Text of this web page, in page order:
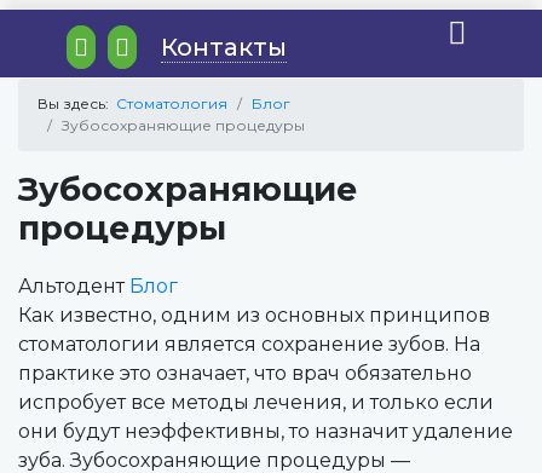
Контакты
Вы здесь: Стоматология
Блог
Зубосохраняющие процедуры
Зубосохраняющие
процедуры
Альтодент Блог
Как известно, одним из основных принципов
стоматологии является сохранение зубов. На
практике это означает, что врач обязательно
испробует все методы лечения, и только если
они будут неэффективны, то назначит удаление
зуба. Зубосохраняющие процедуры —